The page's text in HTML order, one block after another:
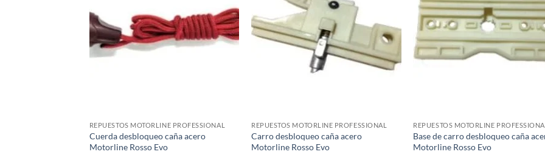
REPUESTOS MOTORLINE PROFESSIONAL
Cuerda desbloqueo caña acero
Motorline Rosso Evo
REPUESTOS MOTORLINE PROFESSIONAL
Carro desbloqueo caña acero
Motorline Rosso Evo
REPUESTOS MOTORLINE
Base de carro desbloqueo caña
Motorline Rosso Evo